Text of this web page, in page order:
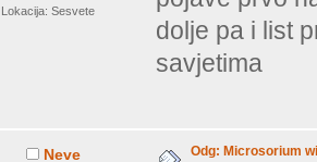
Lokacija: Sesvete
dolje pa i list
savjetima
Neve
Odg: Microsorium